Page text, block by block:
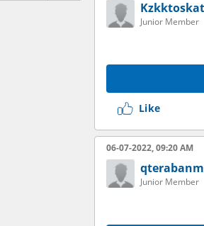
Junior Member
Like
06-07-2022, 09:20 AM
Junior Member